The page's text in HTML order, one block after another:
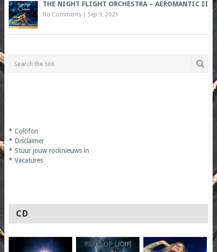
THE NIGHT FLIGHT ORCHESTRA – AEROMANTIC II
No Comments| Sep 9, 2021
* Colofon
* Disclaimer
* Stuur jouw rocknieuws in
* Vacatures
CD